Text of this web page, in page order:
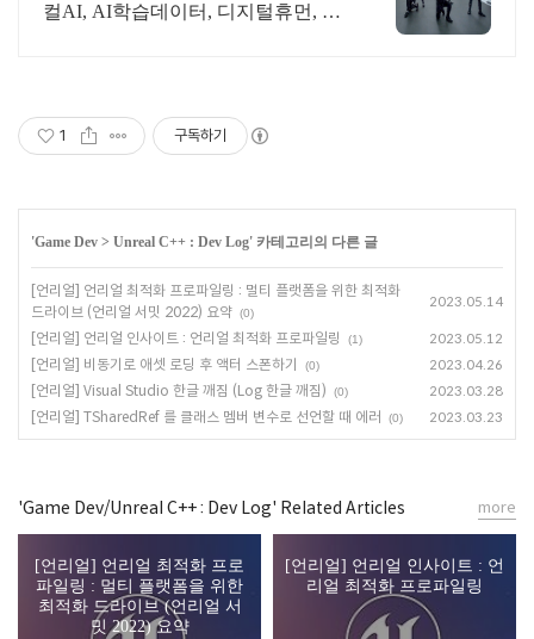
컬AI, AI학습데이터, 디지털휴먼, 인
1 구독하기
'Game Dev > Unreal C++ : Dev Log' 카테고리의 다른 글
[언리얼] 언리얼 최적화 프로파일링 : 멀티 플랫폼을 위한 최적화
드라이브 (언리얼 서밋 2022) 요약 (0)
2023.05.14
[언리얼] 언리얼 인사이트 : 언리얼 최적화 프로파일링 (1) 2023.05.12
[언리얼] 비동기로 애셋 로딩 후 액터 스폰하기 (0) 2023.04.26
[언리얼] Visual Studio 한글 깨짐 (Log 한글 깨짐) (0) 2023.03.28
[언리얼] TSharedRef 를 클래스 멤버 변수로 선언할 때 에러 (0) 2023.03.23
'Game Dev/Unreal C++ : Dev Log' Related Articles
[언리얼] 언리얼 최적화 프로
파일링 : 멀티 플랫폼을 위한
최적화 드라이브 (언리얼 서
밋 2022) 요약
[언리얼] 언리얼 인사이트 : 언
리얼 최적화 프로파일링
more